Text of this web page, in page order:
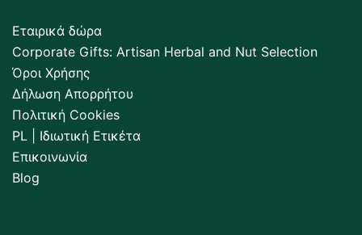
Εταιρικά δώρα
Corporate Gifts: Artisan Herbal and Nut Selection
Όροι Χρήσης
Δήλωση Απορρήτου
Πολιτική Cookies
PL | Ιδιωτική Ετικέτα
Επικοινωνία
Blog